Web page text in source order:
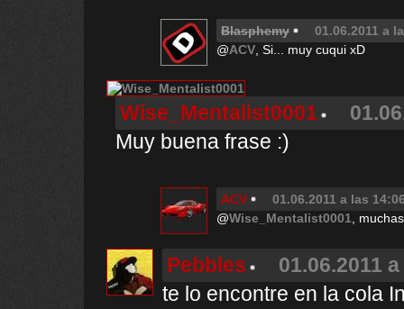
Blasphemy
01.06.2011 a
@ACV , Si... muy cuqui xD
Wise_Mentalist0001
Muy buena frase :)
ACV
01.06.2011 a las
@Wise_Mentalist0001 ,
Pebbles
01.06.2011
te lo encontre en la cola